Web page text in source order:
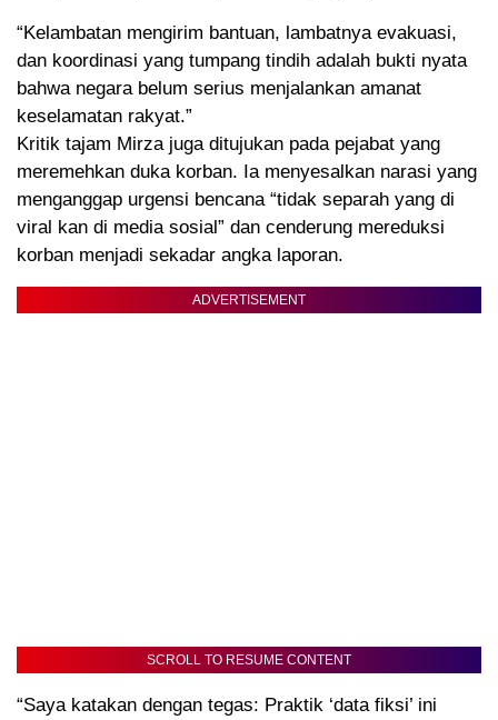
“Kelambatan mengirim bantuan, lambatnya evakuasi,
dan koordinasi yang tumpang tindih adalah bukti nyata
bahwa negara belum serius menjalankan amanat
keselamatan rakyat.”
Kritik tajam Mirza juga ditujukan pada pejabat yang
meremehkan duka korban. Ia menyesalkan narasi yang
menganggap urgensi bencana “tidak separah yang di
viral kan di media sosial” dan cenderung mereduksi
korban menjadi sekadar angka laporan.
ADVERTISEMENT
SCROLL TO RESUME CONTENT
“Saya katakan dengan tegas: Praktik ‘data fiksi’ ini